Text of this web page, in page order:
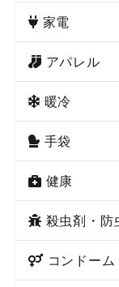
家電
アパレル
暖冷
手袋
健康
殺虫剤・防
コンドー